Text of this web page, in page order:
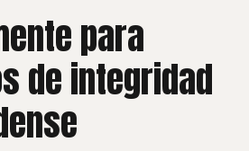
para
de integridad